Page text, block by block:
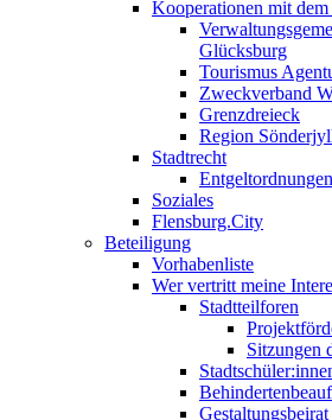
Kooperationen mit
Glücksburg
Tourismus
Zweckverband
Grenzdreieck
Region
Stadtrecht
Entgeltordnungen
Soziales
Flensburg.City
Beteiligung
Vorhabenliste
Wer vertritt meine
Stadtteilforen
Sitzungen
Gestaltungsbeirat